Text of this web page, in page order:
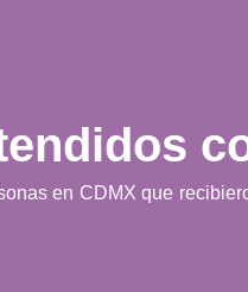
en CDMX que